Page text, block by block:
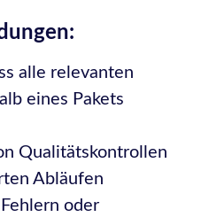
alle relevanten
eines Pakets
Qualitätskontrollen
Abläufen
oder